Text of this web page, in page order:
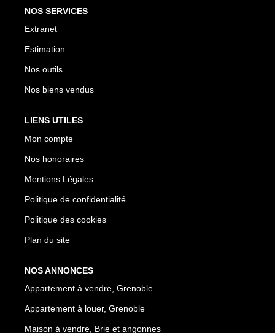
NOS SERVICES
Extranet
Estimation
Nos outils
Nos biens vendus
LIENS UTILES
Mon compte
Nos honoraires
Mentions Légales
Politique de confidentialité
Politique des cookies
Plan du site
NOS ANNONCES
Appartement à vendre, Grenoble
Appartement à louer, Grenoble
Maison à vendre, Brie et angonnes